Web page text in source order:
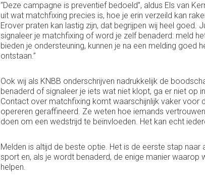
“Deze campagne is preventief bedoeld”, aldus Els van
uit wat matchfixing precies is, hoe je erin verzeild kan
Erover praten kan lastig zijn, dat begrijpen wij heel goed.
signaleer je matchfixing of word je zelf benaderd: meld
bieden je ondersteuning, kunnen je na een melding goed
ontstaan.”
Ook wij als KNBB onderschrijven nadrukkelijk de
benaderd of signaleer je iets wat niet klopt, ga er niet op
Contact over matchfixing komt waarschijnlijk vaker voor
opereren geraffineerd. Ze weten hoe iemands
doen om een wedstrijd te beïnvloeden. Het kan echt
Melden is altijd de beste optie. Het is de eerste stap
sport en, als je wordt benaderd, de enige manier waarop
helpen.